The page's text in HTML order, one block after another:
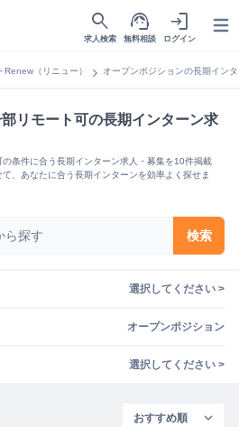
search
求人検索
support_agent
無料相談
login
ログイン
（リニュー） chevron_right オープンポジションの長期イン
リモート可の長期インターン求
条件に合う長期インターン求人・募集を10件掲載
、あなたに合う長期インターンを効率よく探せま
検索
選択してください >
オープンポジション
選択してください >